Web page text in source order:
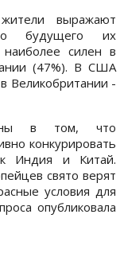
выражают
будущего их
силен в
(47%). В США
Великобритании -
в том, что
конкурировать
Индия и Китай.
свято верят
условия для
опубликовала